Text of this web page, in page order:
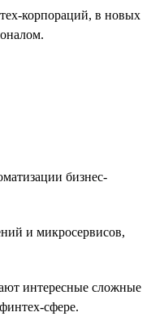
корпораций, в новых
бизнес-
и микросервисов,
интересные сложные
сфере.